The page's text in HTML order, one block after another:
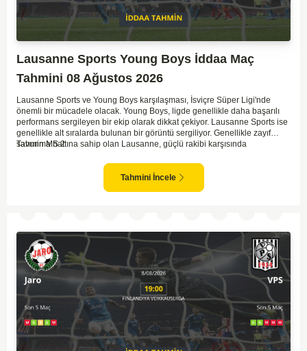
Lausanne Sports Young Boys İddaa Maç
Tahmini 08 Ağustos 2026
Lausanne Sports ve Young Boys karşılaşması, İsviçre Süper Ligi'nde
önemli bir mücadele olacak. Young Boys, ligde genellikle daha başarılı
performans sergileyen bir ekip olarak dikkat çekiyor. Lausanne Sports ise
genellikle alt sıralarda bulunan bir görüntü sergiliyor. Genellikle zayıf
savunma hattına sahip olan Lausanne, güçlü rakibi karşısında
Maçın sonucunda Young Boys'un galip gelme olasılığı yüksek görünüyor.
Tahmin MS 2
Tahmini İncele